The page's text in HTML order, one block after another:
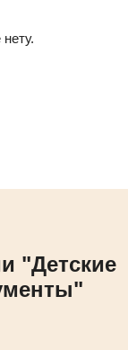
"Детские